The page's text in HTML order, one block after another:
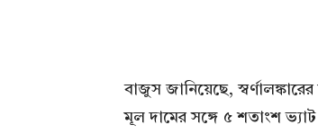
বাজুস জানিয়েছে,
মূল দামের সঙ্গে ৫ শতাংশ